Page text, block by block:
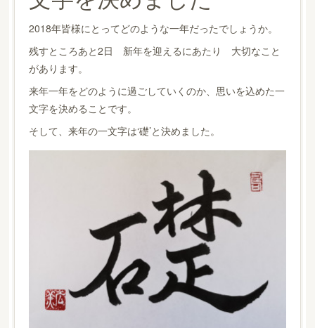
2018年皆様にとってどのような一年だったでしょうか。
残すところあと2日 新年を迎えるにあたり 大切なこと
があります。
来年一年をどのように過ごしていくのか、思いを込めた一
文字を決めることです。
そして、来年の一文字は‘礎’と決めました。